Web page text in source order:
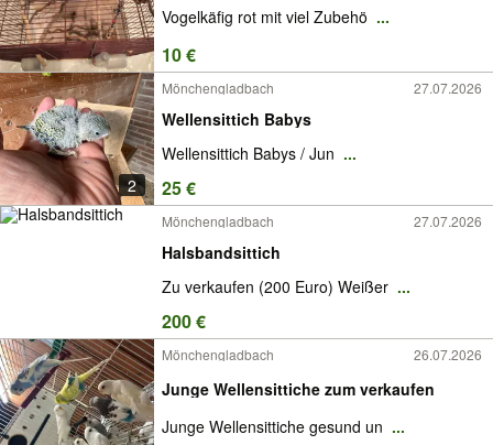
Vogelkäfig rot mit viel Zubehö ...
10 €
2
Mönchengladbach 27.07.2026
Wellensittich Babys
Wellensittich Babys / Jun ...
25 €
Mönchengladbach 27.07.2026
Halsbandsittich
Zu verkaufen (200 Euro) Weißer ...
200 €
Mönchengladbach 26.07.2026
Junge Wellensittiche zum verkaufen
Junge Wellensittiche gesund un ...